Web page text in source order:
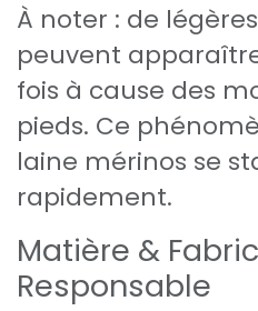
À noter : de
peuvent
fois à cause des
pieds. Ce
laine mérinos se
rapidement.
Matière &
Responsable